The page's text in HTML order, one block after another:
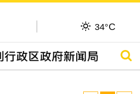
34°C
搜寻